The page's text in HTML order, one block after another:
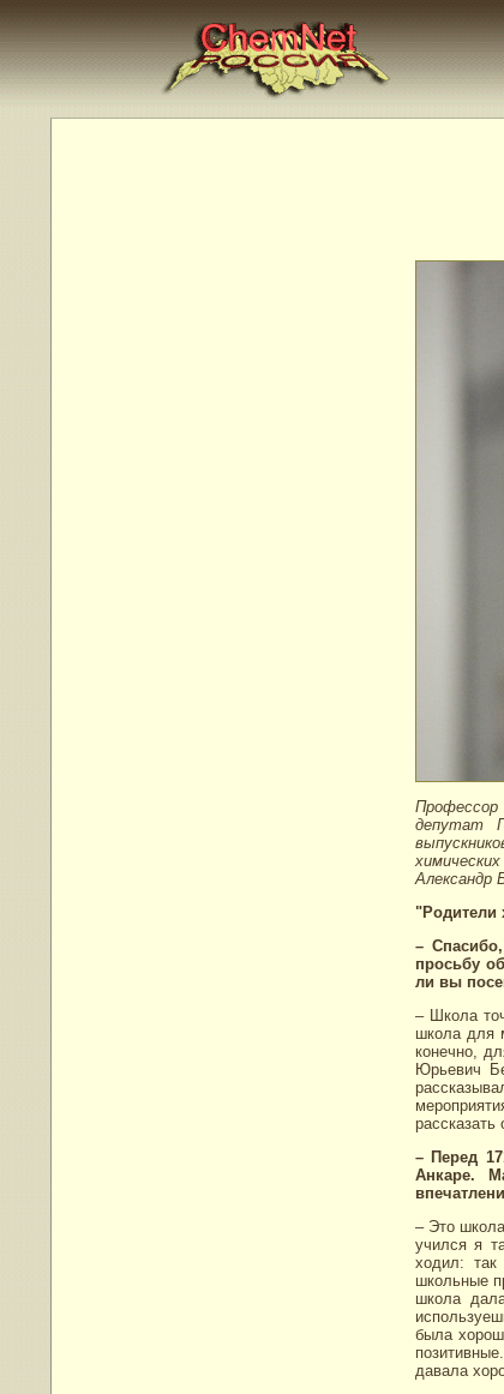
Профессор
депутат
Александр
–
просьбу
ли вы
– Школа
школа для
конечно,
Юрьевич
– Перед
Анкаре.
– Это
учился я
ходил:
школьные
школа
была
давала